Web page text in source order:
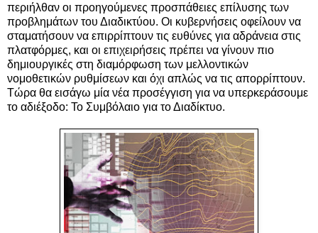
περιήλθαν οι προηγούμενες προσπάθειες επίλυσης των
προβλημάτων του Διαδικτύου. Οι κυβερνήσεις οφείλουν να
σταματήσουν να επιρρίπτουν τις ευθύνες για αδράνεια στις
πλατφόρμες, και οι επιχειρήσεις πρέπει να γίνουν πιο
δημιουργικές στη διαμόρφωση των μελλοντικών
νομοθετικών ρυθμίσεων και όχι απλώς να τις απορρίπτουν.
Τώρα θα εισάγω μία νέα προσέγγιση για να υπερκεράσουμε
το αδιέξοδο: Το Συμβόλαιο για το Διαδίκτυο.